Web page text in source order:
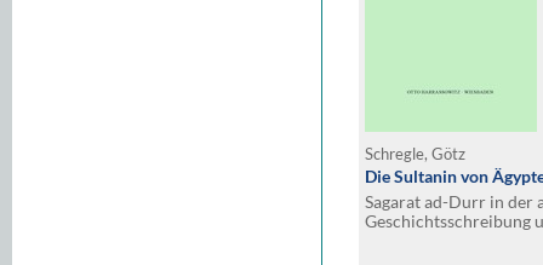
Schregle, Götz
Die Sultanin von
Sagarat ad-Durr in der
Geschichtsschreibung